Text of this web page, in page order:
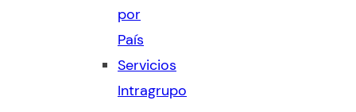
por
País
Servicios
Intragrupo